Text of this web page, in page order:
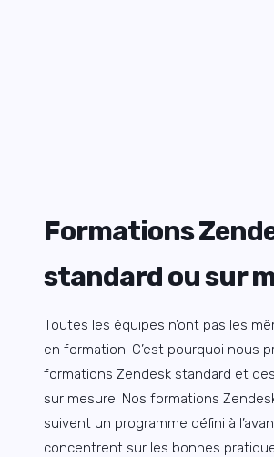
Formations
standard ou sur
Toutes les équipes n’ont pas les
en formation. C’est pourquoi nous
formations Zendesk standard et
sur mesure. Nos formations
suivent un programme défini à
concentrent sur les bonnes